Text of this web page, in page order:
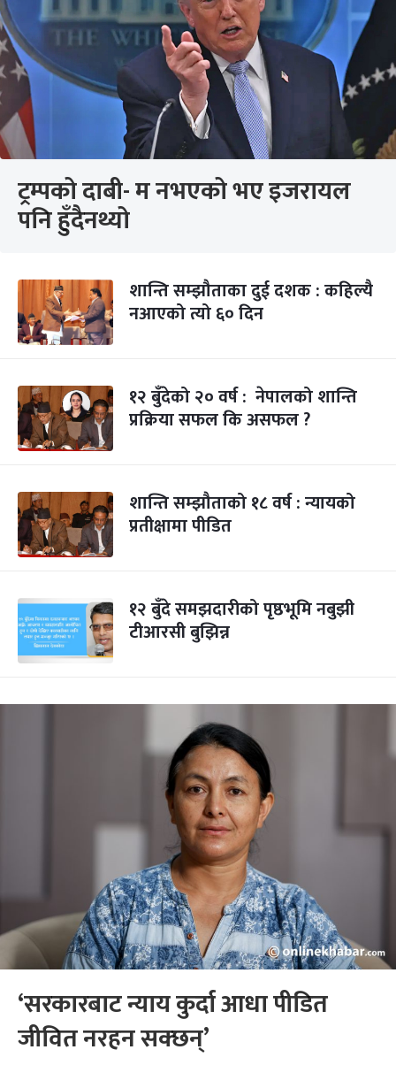
ट्रम्पको दाबी- म नभएको भए इजरायल
पनि हुँदैनथ्यो
शान्ति सम्झौताका दुई दशक : कहिल्यै
नआएको त्यो ६० दिन
१२ बुँदेको २० वर्ष : नेपालको शान्ति
प्रक्रिया सफल कि असफल ?
शान्ति सम्झौताको १८ वर्ष : न्यायको
प्रतीक्षामा पीडित
१२ बुँदे समझदारीको पृष्ठभूमि नबुझी
टीआरसी बुझिन्न
‘सरकारबाट न्याय कुर्दा आधा पीडित
जीवित नरहन सक्छन्’